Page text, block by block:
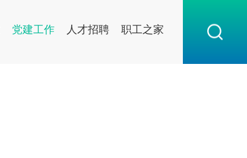
党建工作 人才招聘 职工之家